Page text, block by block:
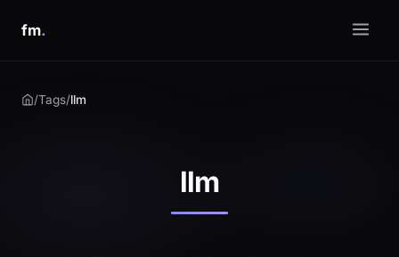
fm.
/Tags/llm
llm